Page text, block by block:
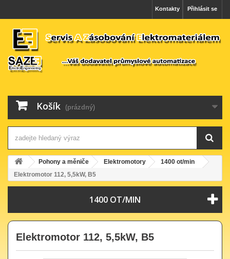
Přihlásit se
Kontakty
Košík (prázdný)
Pohony a měniče Elektromotory
1400 ot/min
Elektromotor 112, 5,5kW, B5
1400 OT/MIN
Elektromotor 112, 5,5kW, B5